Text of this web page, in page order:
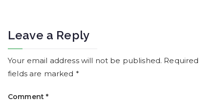
Leave a Reply
Your email address will not be published. Required
fields are marked *
Comment*